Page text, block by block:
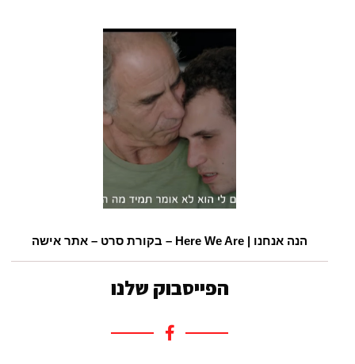
הנה אנחנו | Here We Are – בקורת סרט – אתר אישה
הפייסבוק שלנו